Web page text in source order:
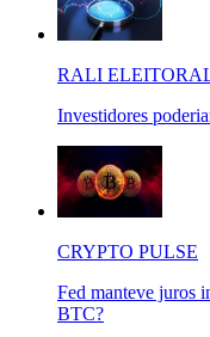
RALI
Investidores
CRYPTO PULSE
Fed manteve juros
BTC?